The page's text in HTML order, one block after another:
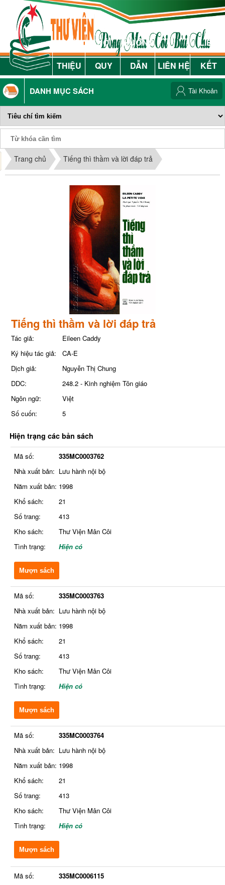
GIỚI
THIỆU
NỘI
QUY
HƯỚNG
DẪN
LIÊN HỆ
LIÊN
KẾT
DANH MỤC SÁCH
Phiếu Sách
Tài Khoản
Trang chủ Tiếng thì thầm và lời đáp trả
Tiếng thì thầm và lời đáp trả
Tác giả:
Eileen Caddy
Ký hiệu tác giả:
CA-E
Dịch giả:
Nguyễn Thị Chung
DDC:
248.2 - Kinh nghiệm Tôn giáo
Ngôn ngữ:
Việt
Số cuốn:
5
Hiện trạng các bản sách
Mã số:
335MC0003762
Nhà xuất bản: Lưu hành nội bộ
Năm xuất bản: 1998
Khổ sách:
21
Số trang:
413
Kho sách:
Thư Viện Mân Côi
Tình trạng:
Hiện có
Mượn sách
Mã số:
335MC0003763
Nhà xuất bản: Lưu hành nội bộ
Năm xuất bản: 1998
Khổ sách:
21
Số trang:
413
Kho sách:
Thư Viện Mân Côi
Tình trạng:
Hiện có
Mượn sách
Mã số:
335MC0003764
Nhà xuất bản: Lưu hành nội bộ
Năm xuất bản: 1998
Khổ sách:
21
Số trang:
413
Kho sách:
Thư Viện Mân Côi
Tình trạng:
Hiện có
Mượn sách
Mã số:
335MC0006115